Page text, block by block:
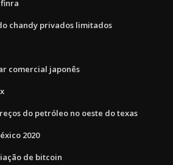
chandy privados limitados
comercial japonês
do petróleo no oeste do texas
2020
de bitcoin